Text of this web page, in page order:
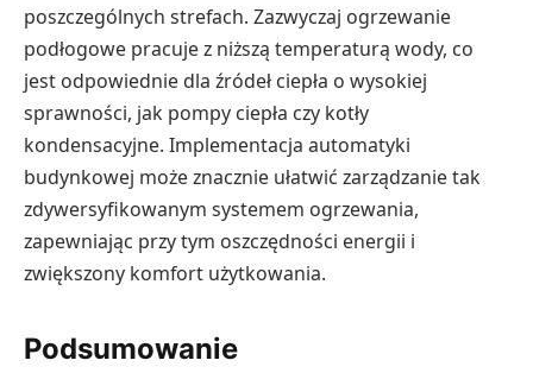
poszczególnych strefach. Zazwyczaj ogrzewanie
podłogowe pracuje z niższą temperaturą wody, co
jest odpowiednie dla źródeł ciepła o wysokiej
sprawności, jak pompy ciepła czy kotły
kondensacyjne. Implementacja automatyki
budynkowej może znacznie ułatwić zarządzanie tak
zdywersyfikowanym systemem ogrzewania,
zapewniając przy tym oszczędności energii i
zwiększony komfort użytkowania.
Podsumowanie